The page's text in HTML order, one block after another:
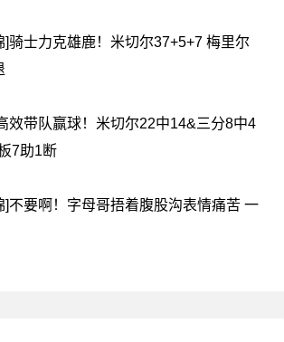
]骑士力克雄鹿！米切尔37+5+7 梅里尔
效带队赢球！米切尔22中14&三分8中4
7助1断
]不要啊！字母哥捂着腹股沟表情痛苦 一